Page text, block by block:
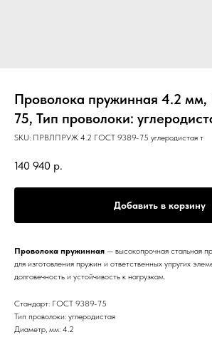
Проволока пружинная 4.2
75, Тип проволоки:
SKU: ПРВЛПРУЖ 4.2 ГОСТ 9389-75 углеродистая т
140 940 р.
Добавить в корзину
Проволока пружинная — высокопрочная стальная
для изготовления пружин и ответственных упругих
долговечность и устойчивость к нагрузкам.
Стандарт: ГОСТ 9389-75
Тип проволоки: углеродистая
Диаметр, мм: 4.2